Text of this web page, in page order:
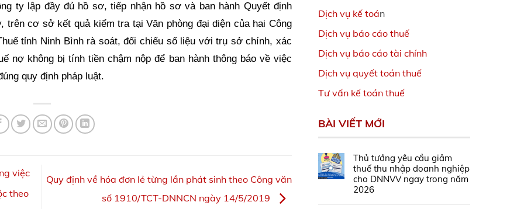
ty lập đầy đủ hồ sơ, tiếp nhận hồ sơ và ban hành Quyết định
trên cơ sở kết quả kiểm tra tại Văn phòng đại diện của hai Công
tỉnh Ninh Bình rà soát, đối chiếu số liệu với trụ sở chính, xác
nợ không bị tính tiền chậm nộp để ban hành thông báo về việc
quy định pháp luật.
việc
theo
Quy định về hóa đơn lẻ từng lần phát sinh theo Công văn
số 1910/TCT-DNNCN ngày 14/5/2019
Dịch vụ kế toán
Dịch vụ báo cáo thuế
Dịch vụ báo cáo tài chính
Dịch vụ quyết toán thuế
Tư vấn kế toán thuế
BÀI VIẾT MỚI
Thủ tướng yêu cầu giảm
thuế thu nhập doanh nghiệp
cho DNNVV ngay trong năm
2026